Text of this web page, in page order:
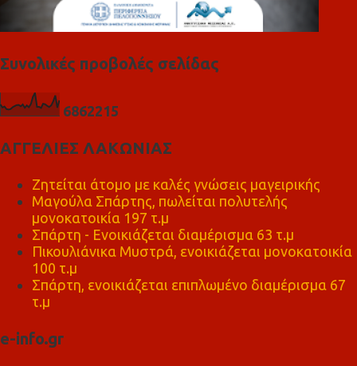
Συνολικές προβολές σελίδας
6862215
ΑΓΓΕΛΙΕΣ ΛΑΚΩΝΙΑΣ
Ζητείται άτομο με καλές γνώσεις μαγειρικής
Μαγούλα Σπάρτης, πωλείται πολυτελής
μονοκατοικία 197 τ.μ
Σπάρτη - Ενοικιάζεται διαμέρισμα 63 τ.μ
Πικουλιάνικα Μυστρά, ενοικιάζεται μονοκατοικία
100 τ.μ
Σπάρτη, ενοικιάζεται επιπλωμένο διαμέρισμα 67
τ.μ
e-info.gr